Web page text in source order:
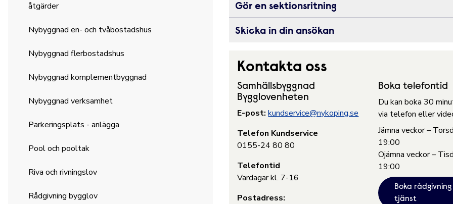
Gör en sektionsritning
Skicka in din ansökan
Kontakta oss
Samhällsbyggnad
Bygglovenheten
E-post: kundservice@nykoping.se
Telefon Kundservice
0155-24 80 80
Telefontid
Vardagar kl. 7-16
Postadress:
Boka telefontid
Du kan boka 30
via telefon eller
Jämna veckor –
19:00
Ojämna veckor –
19:00
Boka
tjänst
åtgärder
Nybyggnad en- och tvåbostadshus
Nybyggnad flerbostadshus
Nybyggnad komplementbyggnad
Nybyggnad verksamhet
Parkeringsplats - anlägga
Pool och pooltak
Riva och rivningslov
Rådgivning bygglov